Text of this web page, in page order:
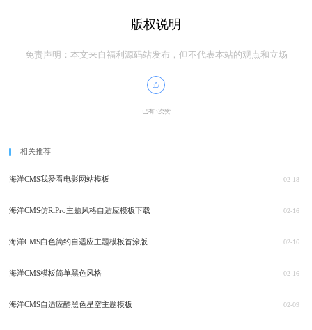
版权说明
免责声明：本文来自福利源码站发布，但不代表本站的观点和立场
已有3次赞
相关推荐
02-18
海洋CMS我爱看电影网站模板
02-16
海洋CMS仿RiPro主题风格自适应模板下载
02-16
海洋CMS白色简约自适应主题模板首涂版
02-16
海洋CMS模板简单黑色风格
02-09
海洋CMS自适应酷黑色星空主题模板